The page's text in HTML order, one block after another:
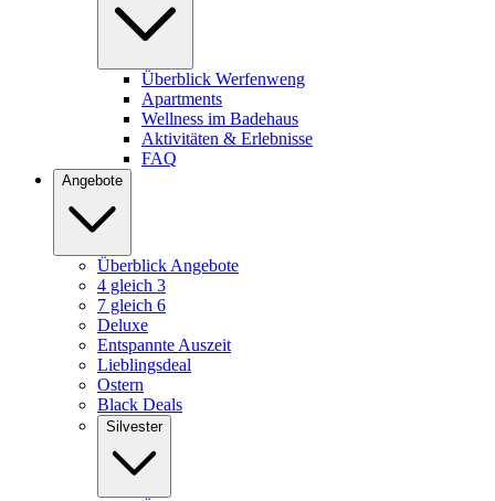
Überblick Werfenweng
Apartments
Wellness im Badehaus
Aktivitäten & Erlebnisse
FAQ
Angebote
Überblick Angebote
4 gleich 3
7 gleich 6
Deluxe
Entspannte Auszeit
Lieblingsdeal
Ostern
Black Deals
Silvester